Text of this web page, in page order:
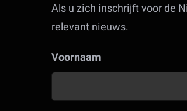
Als u zich inschrijft voor de
relevant nieuws.
Voornaam